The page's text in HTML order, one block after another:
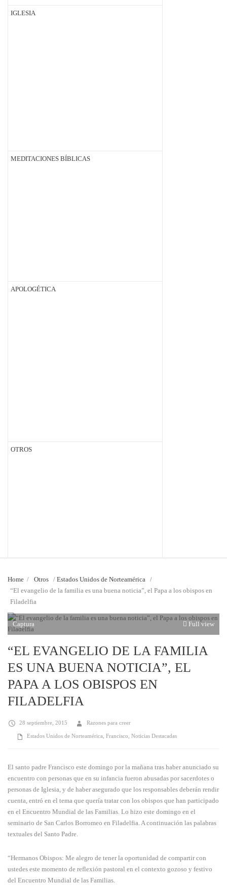
IGLESIA
MEDITACIONES BÍBLICAS
APOLOGÉTICA
OTROS
Home / Otros / Estados Unidos de Norteamérica /
“El evangelio de la familia es una buena noticia”, el Papa a los obispos en
Filadelfia
Captura Full view
“EL EVANGELIO DE LA FAMILIA
ES UNA BUENA NOTICIA”, EL
PAPA A LOS OBISPOS EN
FILADELFIA
28 septiembre, 2015 Razones para creer
Estados Unidos de Norteamérica Francisco Noticias Destacadas
El santo padre Francisco este domingo por la mañana tras haber anunciado su
encuentro con personas que en su infancia fueron abusadas por sacerdotes o
personas de Iglesia, y de haber asegurado que los responsables deberán rendir
cuenta, entró en el tema que quería tratar con los obispos que han participado
en el Encuentro Mundial de las Familias. Lo hizo este domingo en el
seminario de San Carlos Borromeo en Filadelfia. A continuación las palabras
textuales del Santo Padre.
“Hermanos Obispos: Me alegro de tener la oportunidad de compartir con
ustedes este momento de reflexión pastoral en el contexto gozoso y festivo
del Encuentro Mundial de las Familias.